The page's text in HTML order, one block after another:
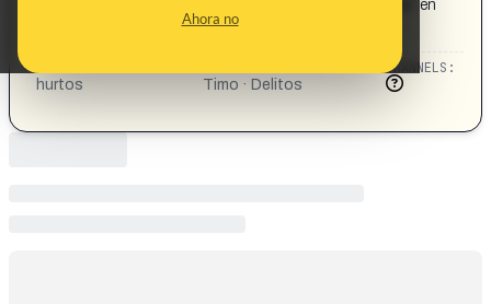
Ahora no
Tres detenidos por hurtos con el método de la “siembra” en
Tres Cantos | Actualidad | Cadena SER
hurtos Timo · Delitos
CHANNELS: